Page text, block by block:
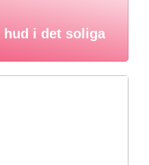
hud i det soliga